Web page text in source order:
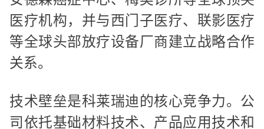
医疗机构，并与西门子医疗、联影医疗
等全球头部放疗设备厂商建立战略合作
关系。
技术壁垒是科莱瑞迪的核心竞争力。公
司依托基础材料技术、产品应用技术和